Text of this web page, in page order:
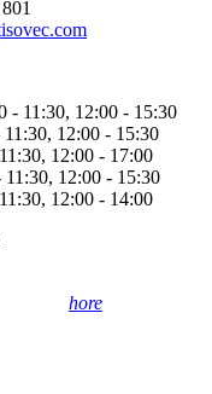
- 11:30, 12:00 - 15:30
12:00 - 15:30
12:00 - 17:00
12:00 - 15:30
12:00 - 14:00
hore